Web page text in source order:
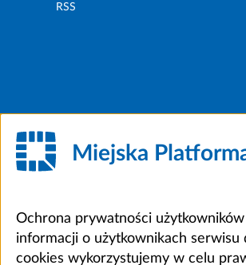
RSS
Miejska
Ochrona prywatności
informacji o użytkownikach serwisu
cookies wykorzystujemy w celu